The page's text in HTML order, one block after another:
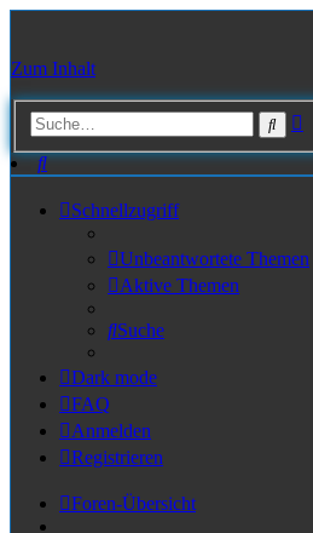
Zum Inhalt
Suche
Suche
Schnellzugriff
Unbeantwortete Themen
Aktive Themen
Suche
Dark mode
FAQ
Anmelden
Registrieren
Foren-Übersicht